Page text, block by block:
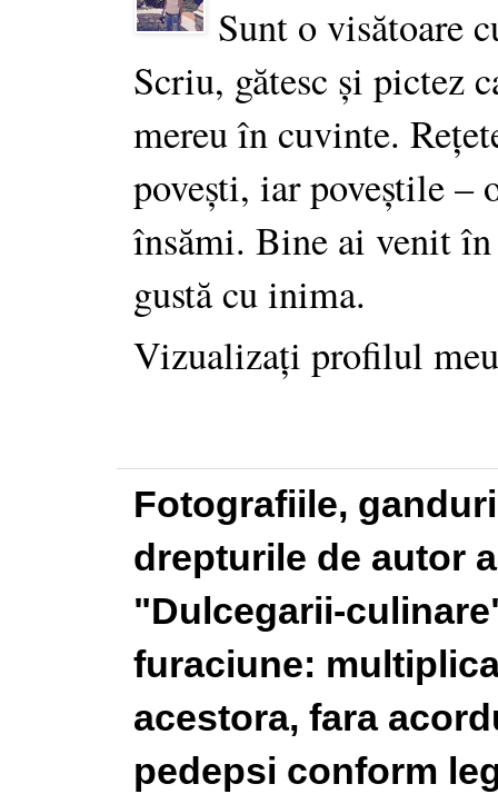
Sunt o visătoare
Scriu, gătesc și pictez
mereu în cuvinte.
povești, iar poveștile –
însămi. Bine ai venit
gustă cu inima.
Vizualizați profilul
Fotografiile,
drepturile de autor
"Dulcegarii-
furaciune:
acestora, fara
pedepsi conform